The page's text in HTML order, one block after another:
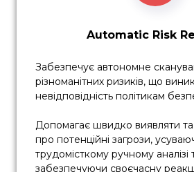
Automatic Risk
Забезпечує автономне
різноманітних ризиків, що
невідповідність політикам
Допомагає швидко виявляти
про потенційні загрози,
трудомісткому ручному аналізі
забезпечуючи своєчасну